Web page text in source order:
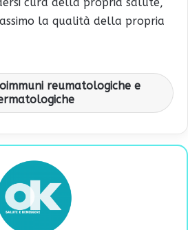
la qualità della propria
reumatologiche e